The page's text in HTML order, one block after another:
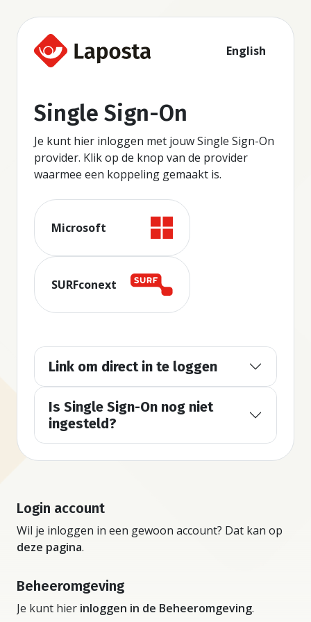
Login account
Wil je inloggen in een gewoon account? Dat kan op
deze pagina.
Beheeromgeving
Je kunt hier inloggen in de Beheeromgeving.
English
Single Sign-On
Je kunt hier inloggen met jouw Single Sign-On
provider. Klik op de knop van de provider
waarmee een koppeling gemaakt is.
Microsoft
SURFconext
Link om direct in te loggen
Is Single Sign-On nog niet
ingesteld?